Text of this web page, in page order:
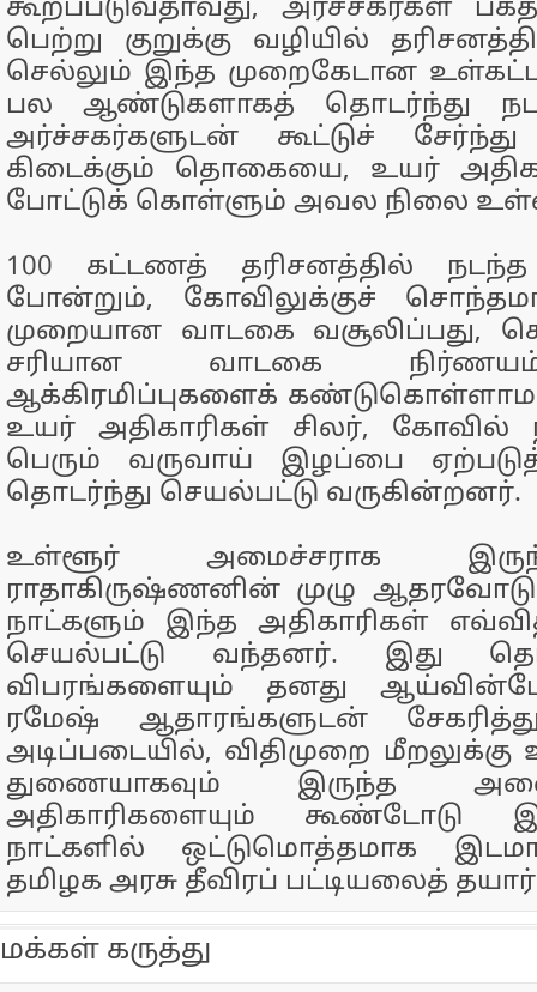
கூறப்படுவதாவது, அர்ச்சகர்கள்
பெற்று குறுக்கு வழியில்
செல்லும் இந்த முறைகேடான
பல ஆண்டுகளாகத் தொடர்ந்து
அர்ச்சகர்களுடன் கூட்டுச்
கிடைக்கும் தொகையை, உயர்
போட்டுக் கொள்ளும் அவல நிலை
100 கட்டணத் தரிசனத்தில் நடந்த
போன்றும், கோவிலுக்குச்
முறையான வாடகை வசூலிப்பது,
சரியான வாடகை
ஆக்கிரமிப்புகளைக்
உயர் அதிகாரிகள் சிலர், கோவில்
பெரும் வருவாய் இழப்பை
தொடர்ந்து செயல்பட்டு வருகின்றனர்.
உள்ளூர் அமைச்சராக
ராதாகிருஷ்ணனின் முழு
நாட்களும் இந்த அதிகாரிகள்
செயல்பட்டு வந்தனர். இது
விபரங்களையும் தனது
ரமேஷ் ஆதாரங்களுடன்
அடிப்படையில், விதிமுறை மீறலுக்கு
துணையாகவும் இருந்த
அதிகாரிகளையும் கூண்டோடு
நாட்களில் ஒட்டுமொத்தமாக
தமிழக அரசு தீவிரப் பட்டியலைத்
மக்கள் கருத்து